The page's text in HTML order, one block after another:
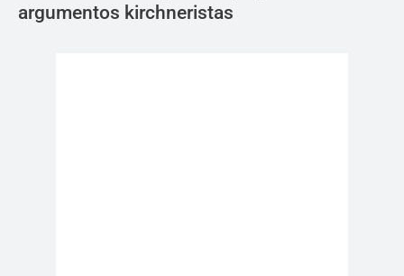
argumentos kirchneristas